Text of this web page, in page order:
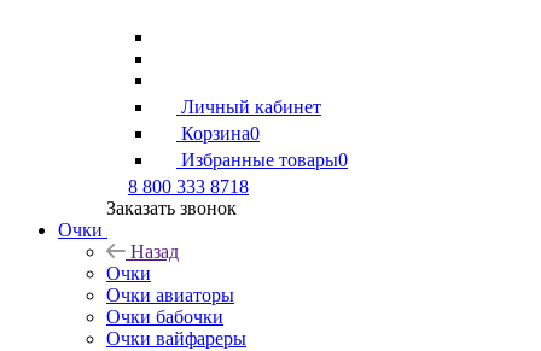
Личный кабинет
Корзина0
Избранные товары0
8 800 333 8718
Заказать звонок
Очки
Назад
Очки
Очки авиаторы
Очки бабочки
Очки вайфареры